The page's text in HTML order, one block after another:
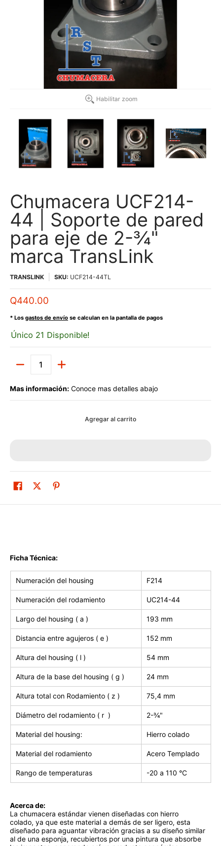
Habilitar zoom
Chumacera UCF214-
44 | Soporte de pared
para eje de 2-¾"
marca TransLink
TRANSLINK SKU: UCF214-44TL
Q440.00
* Los gastos de envío se calculan en la pantalla de pagos
Único 21 Disponible!
Mas información: Conoce mas detalles abajo
Agregar al carrito
Ficha Técnica:
Numeración del housing F214
Numeración del rodamiento UC214-44
Largo del housing ( a ) 193 mm
Distancia entre agujeros ( e ) 152 mm
Altura del housing ( l ) 54 mm
Altura de la base del housing ( g ) 24 mm
Altura total con Rodamiento ( z ) 75,4 mm
Diámetro del rodamiento ( r ) 2-¾"
Material del housing: Hierro colado
Material del rodamiento Acero Templado
Rango de temperaturas -20 a 110 °C
Acerca de:
La chumacera estándar vienen diseñadas con hierro
colado, ya que este material a demás de ser ligero, esta
diseñado para aguantar vibración gracias a su diseño similar
al de una esponja, recubiertos por una pintura que absorbe